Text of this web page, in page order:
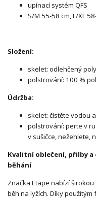
upínací systém QFS
S/M 55-58 cm, L/XL
Složení:
skelet: odlehčený
polstrování: 100 %
Údržba:
skelet: čistěte vodou
polstrování: perte v
v sušičce, nežehlete,
Kvalitní oblečení, přilby
běhání
Značka Etape nabízí
běh na lyžích. Díky